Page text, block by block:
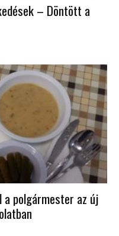
– Döntött a
polgármester az új